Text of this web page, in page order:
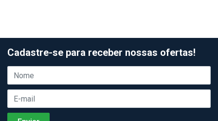
Cadastre-se para receber nossas ofertas!